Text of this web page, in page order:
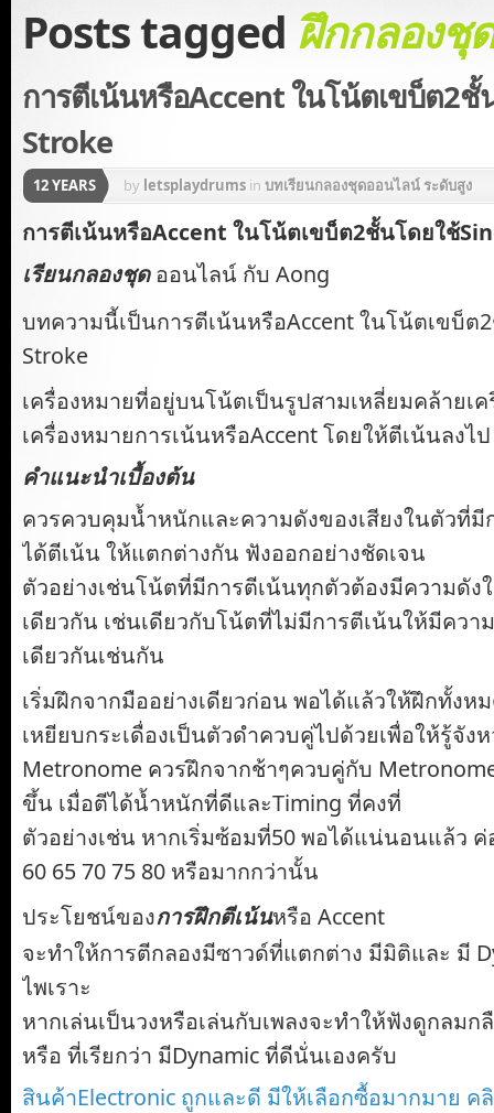
Posts tagged ฝึกกลองชุด
การตีเน้นหรือAccent ในโน้ตเขบ็ต2ชั้
Stroke
12 YEARS by letsplaydrums in บทเรียนกลองชุดออนไลน์ ระดับสูง
การตีเน้นหรือAccent ในโน้ตเขบ็ต2ชั้นโดยใช้
เรียนกลองชุดออนไลน์ กับ Aong
บทความนี้เป็นการตีเน้นหรือAccent ในโน้ตเขบ็ต
Stroke
เครื่องหมายที่อยู่บนโน้ตเป็นรูปสามเหลี่ยมคล้ายเ
เครื่องหมายการเน้นหรือAccent โดยให้ตีเน้นลงไป
คำแนะนำเบื้องต้น
ควรควบคุมน้ำหนักและความดังของเสียงในตัวที่มี
ได้ตีเน้น ให้แตกต่างกัน ฟังออกอย่างชัดเจน
ตัวอย่างเช่นโน้ตที่มีการตีเน้นทุกตัวต้องมีความดัง
เดียวกัน เช่นเดียวกับโน้ตที่ไม่มีการตีเน้นให้มีควา
เดียวกันเช่นกัน
เริ่มฝึกจากมืออย่างเดียวก่อน พอได้แล้วให้ฝึกทั้งห
เหยียบกระเดื่องเป็นตัวดำควบคู่ไปด้วยเพื่อให้รู้จัง
Metronome ควรฝึกจากช้าๆควบคู่กับ
ขึ้น เมื่อตีได้น้ำหนักที่ดีและTiming ที่คงที่
ตัวอย่างเช่น หากเริ่มซ้อมที่50 พอได้แน่นอนแล้ว ค่
60 65 70 75 80 หรือมากกว่านั้น
ประโยชน์ของการฝึกตีเน้นหรือ Accent
จะทำให้การตีกลองมีซาวด์ที่แตกต่าง มีมิติและ มี
ไพเราะ
หากเล่นเป็นวงหรือเล่นกับเพลงจะทำให้ฟังดูกลมก
หรือ ที่เรียกว่า มีDynamic ที่ดีนั่นเองครับ
สินค้าElectronic ถูกและดี มีให้เลือกซื้อมากมาย ค